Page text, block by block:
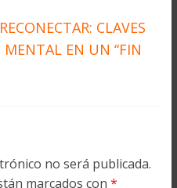
CLAVES
MENTAL EN UN “FIN
no será publicada.
marcados con *